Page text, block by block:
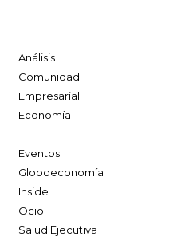
Análisis
Comunidad
Empresarial
Economía
Eventos
Globoeconomía
Inside
Ocio
Salud Ejecutiva